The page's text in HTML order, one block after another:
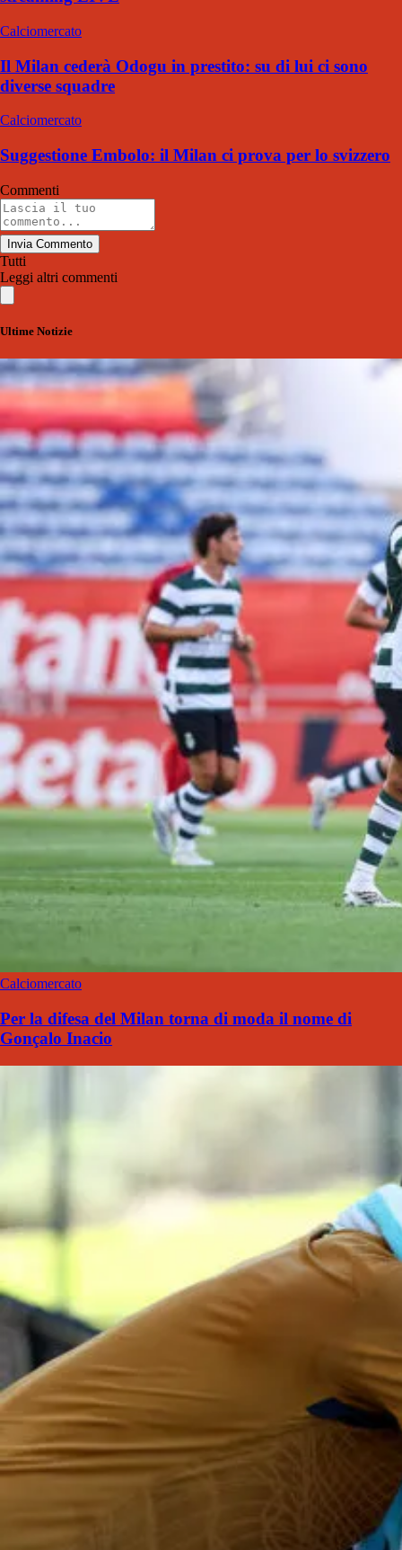
Calciomercato
Il Milan cederà Odogu in prestito: su di lui ci sono
diverse squadre
Calciomercato
Suggestione Embolo: il Milan ci prova per lo svizzero
Commenti
Invia Commento
Tutti
Leggi altri commenti
Ultime Notizie
Calciomercato
Per la difesa del Milan torna di moda il nome di
Gonçalo Inacio